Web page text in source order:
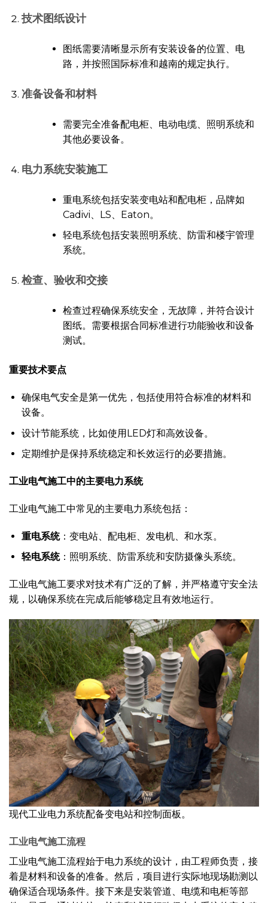
技术图纸设计
图纸需要清晰显示所有安装设备的位置、电
路，并按照国际标准和越南的规定执行。
准备设备和材料
需要完全准备配电柜、电动电缆、照明系统和
其他必要设备。
电力系统安装施工
重电系统包括安装变电站和配电柜，品牌如
Cadivi、LS、Eaton。
轻电系统包括安装照明系统、防雷和楼宇管理
系统。
检查、验收和交接
检查过程确保系统安全，无故障，并符合设计
图纸。需要根据合同标准进行功能验收和设备
测试。
重要技术要点
确保电气安全是第一优先，包括使用符合标准的材料和
设备。
设计节能系统，比如使用LED灯和高效设备。
定期维护是保持系统稳定和长效运行的必要措施。
工业电气施工中的主要电力系统
工业电气施工中常见的主要电力系统包括：
重电系统：变电站、配电柜、发电机、和水泵。
轻电系统：照明系统、防雷系统和安防摄像头系统。
工业电气施工要求对技术有广泛的了解，并严格遵守安全法
规，以确保系统在完成后能够稳定且有效地运行。
现代工业电力系统配备变电站和控制面板。
工业电气施工流程
工业电气施工流程始于电力系统的设计，由工程师负责，接
着是材料和设备的准备。然后，项目进行实际地现场勘测以
确保适合现场条件。接下来是安装管道、电缆和电柜等部